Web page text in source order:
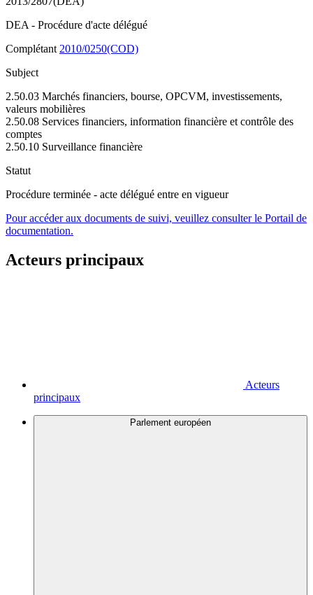
DEA - Procédure d'acte délégué
Complétant 2010/0250(COD)
Subject
2.50.03 Marchés financiers, bourse, OPCVM, investissements,
valeurs mobilières
2.50.08 Services financiers, information financière et contrôle des
comptes
2.50.10 Surveillance financière
Statut
Procédure terminée - acte délégué entre en vigueur
Pour accéder aux documents de suivi, veuillez consulter le Portail de
documentation.
Acteurs principaux
Acteurs
principaux
Parlement européen